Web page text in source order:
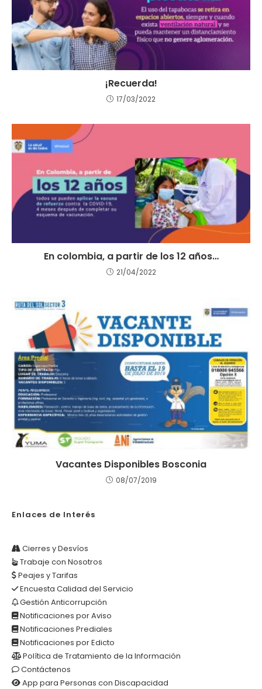
¡Recuerda!
17/03/2022
En colombia, a partir de los 12 años…
21/04/2022
Vacantes Disponibles Bosconia
08/07/2019
Enlaces de Interés
Cierres y Desvíos
Trabaje con Nosotros
Peajes y Tarifas
Encuesta Calidad del Servicio
Gestión Anticorrupción
Notificaciones por Aviso
Notificaciones Prediales
Notificaciones por Edicto
Política de Tratamiento de la Información
Contáctenos
App para Personas con Discapacidad